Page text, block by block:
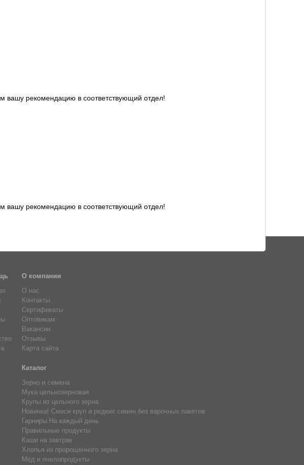
вашу рекомендацию в соответствующий отдел!
вашу рекомендацию в соответствующий отдел!
О компании
О нас
Контакты
Сертификаты
Оптовикам
Вакансии
Отзывы
Карта сайта
Каталог
Зерно и семена
Мука цельнозерновая
Крупы из цельного зерна
Новинка! Смеси круп и редких семян без варочных пакетов
Гарниры На каждый день
Правильные продукты
Каши на завтрак
Хлопья из пророщенного зерна
Мёд и пчелопродукты